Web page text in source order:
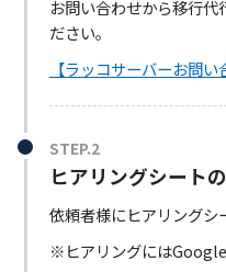
お問い合わせから移行代
ださい。
【ラッコサーバーお問い
STEP.2
ヒアリングシート
依頼者様にヒアリングシ
※ヒアリングにはGoogle